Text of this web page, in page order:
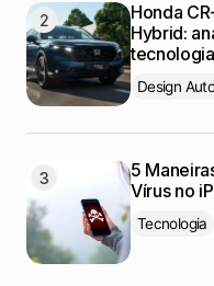
Honda
Hybrid:
tecnologia
Design
5
Vírus no
Tecnologia